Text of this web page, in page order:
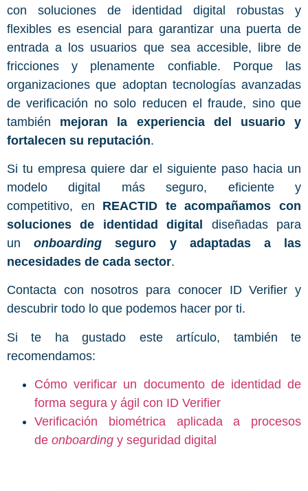
con soluciones de identidad digital robustas y
flexibles es esencial para garantizar una puerta de
entrada a los usuarios que sea accesible, libre de
fricciones y plenamente confiable. Porque las
organizaciones que adoptan tecnologías avanzadas
de verificación no solo reducen el fraude, sino que
también mejoran la experiencia del usuario y
fortalecen su reputación.
Si tu empresa quiere dar el siguiente paso hacia un
modelo digital más seguro, eficiente y
competitivo, en REACTID te acompañamos con
soluciones de identidad digital diseñadas para
un
onboarding seguro y adaptadas a las
necesidades de cada sector.
Contacta con nosotros para conocer ID Verifier y
descubrir todo lo que podemos hacer por ti.
Si te ha gustado este artículo, también te
recomendamos:
Cómo verificar un documento de identidad de
forma segura y ágil con ID Verifier
Verificación biométrica aplicada a procesos
de onboarding y seguridad digital